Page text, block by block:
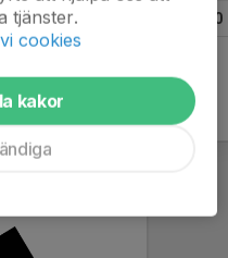
0
tjänster.
cookies
kakor